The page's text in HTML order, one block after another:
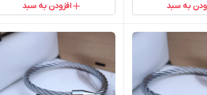
به سبد افزودن به سبد